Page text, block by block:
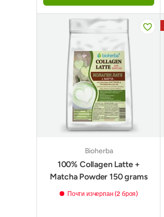
Bioherba
100% Collagen Latte +
Matcha Powder 150 grams
Почти изчерпан (2 броя)